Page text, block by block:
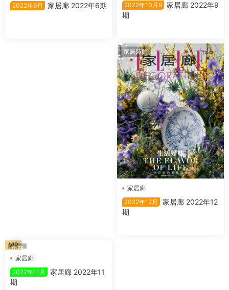
2022年6月
家居廊 2022年6期
2022年10月9 家居廊 2022年9
期
家居裝飾
家居廊
2022年12月
家居廊 2022年12
期
免費
家居廊
2022年11月
家居廊 2022年11
期
VIP